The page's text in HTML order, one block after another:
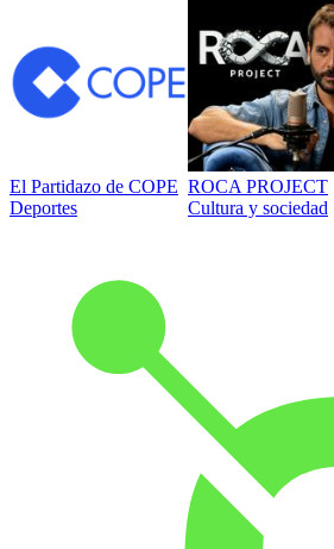
El Partidazo de COPE
Deportes
ROCA PROJECT
Cultura y sociedad